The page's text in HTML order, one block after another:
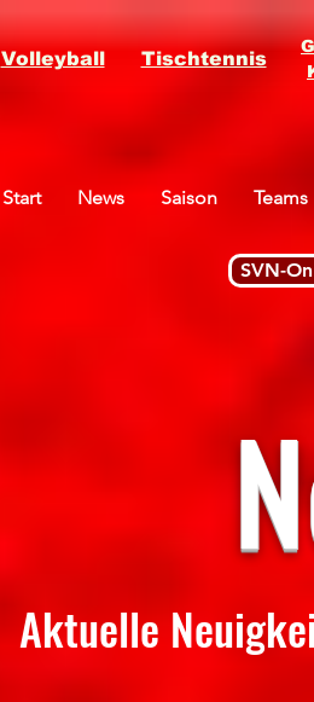
Volleyball Tischtennis
Start News Saison Teams
SVN-
Aktuelle